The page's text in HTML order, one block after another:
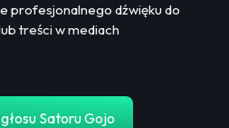
profesjonalnego dźwięku do
treści w mediach
Satoru Gojo